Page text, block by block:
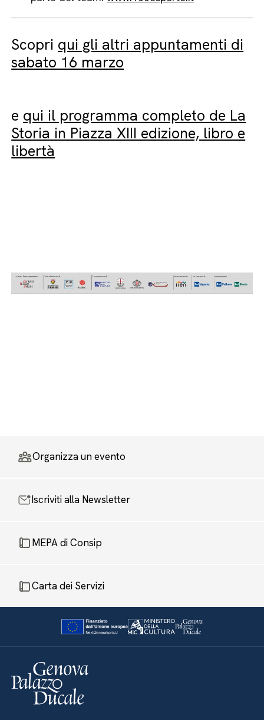
Scopri qui gli altri appuntamenti di
sabato 16 marzo
e qui il programma completo de La
Storia in Piazza XIII edizione, libro e
libertà
Organizza un evento
Iscriviti alla Newsletter
MEPA di Consip
Carta dei Servizi